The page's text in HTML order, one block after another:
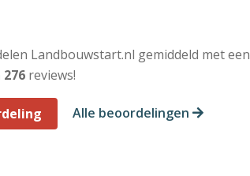
Landbouwstart.nl gemiddeld met een
276 reviews!
Alle beoordelingen